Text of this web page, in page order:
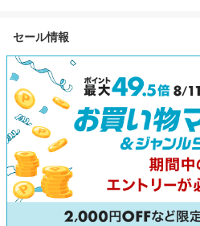
コードレス掃除機 掃除機 軽量
力99%】【返品可能】SH-
J001
セール情報